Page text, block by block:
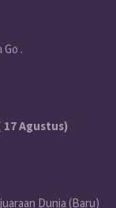
.
Agustus)
Dunia (Baru)